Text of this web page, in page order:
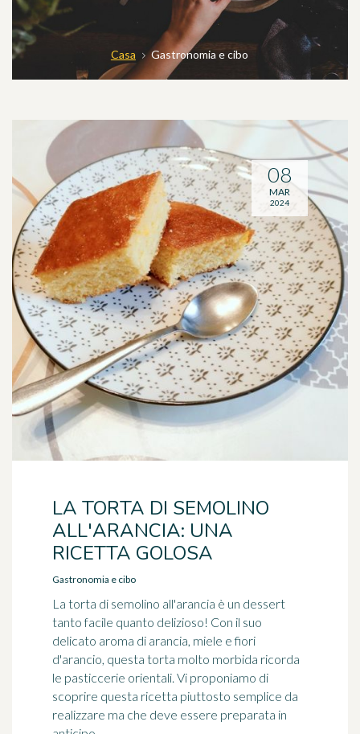
Casa Gastronomia e cibo
LA TORTA DI SEMOLINO
ALL'ARANCIA: UNA
RICETTA GOLOSA
Gastronomia e cibo
La torta di semolino all'arancia è un dessert
tanto facile quanto delizioso! Con il suo
delicato aroma di arancia, miele e fiori
d'arancio, questa torta molto morbida ricorda
le pasticcerie orientali. Vi proponiamo di
scoprire questa ricetta piuttosto semplice da
realizzare ma che deve essere preparata in
08
MAR
2024